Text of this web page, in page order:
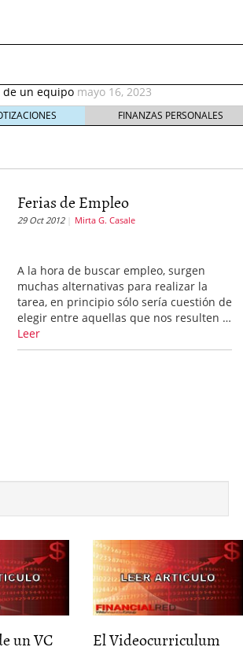
2017
recursos que debes tener en cuenta
2, 2021
de las nuevas tecnologías? mayo
y criptomonedas
de un equipo mayo 16, 2023
FINANZAS PERSONALES
Ferias de Empleo
29 Oct 2012 Mirta G. Casale
A la hora de buscar empleo, surgen
muchas alternativas para realizar la
tarea, en principio sólo sería cuestión de
elegir entre aquellas que nos resulten …
Leer
un VC El Videocurriculum